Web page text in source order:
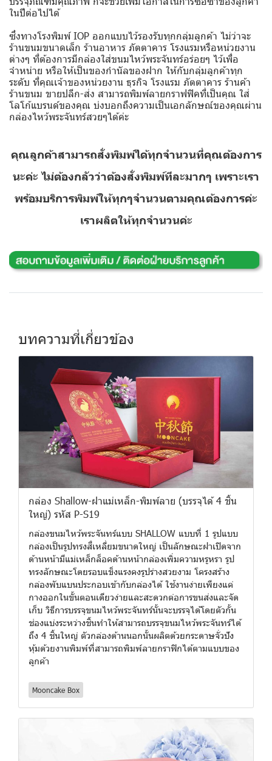
ในปีต่อไปได้
ซึ่งทางโรงพิมพ์ IOP ออกแบบไว้รองรับทุกกลุ่มลูกค้า ไม่ว่าจะ
ร้านขนมขนาดเล็ก ร้านอาหาร ภัตตาคาร โรงแรมหรือหน่วยงาน
ต่างๆ ที่ต้องการมีกล่องใส่ขนมไหว้พระจันทร์อร่อยๆ ไว้เพื่อ
จำหน่าย หรือให้เป็นของกำนัลของฝาก ให้กับกลุ่มลูกค้าทุก
ระดับ ที่คุณเจ้าของหน่วยงาน ธุรกิจ โรงแรม ภัตตาคาร ร้านค้า
ร้านขนม ขายปลีก-ส่ง สามารถพิมพ์ลายกราฟฟิคที่เป็นคุณ ใส่
โลโก้แบรนด์ของคุณ บ่งบอกถึงความเป็นเอกลักษณ์ของคุณผ่าน
กล่องไหว้พระจันทร์สวยๆได้ค่ะ
คุณลูกค้าสามารถสั่งพิมพ์ได้ทุกจำนวนที่คุณต้องการ
นะค่ะ ไม่ต้องกลัวว่าต้องสั่งพิมพ์ทีละมากๆ เพราะเรา
พร้อมบริการพิมพ์ให้ทุกๆจำนวนตามคุณต้องการค่ะ
เราผลิตให้ทุกจำนวนค่ะ
บทความที่เกี่ยวข้อง
กล่อง Shallow-ฝาแม่เหล็ก-พิมพ์ลาย (บรรจุได้ 4 ชิ้น
ใหญ่) รหัส P-S19
กล่องขนมไหว้พระจันทร์แบบ SHALLOW แบบที่ 1 รูปแบบ
กล่องเป็นรูปทรงสี่เหลี่ยมขนาดใหญ่ เป็นลักษณะฝาเปิดจาก
ด้านหน้ามีแม่เหล็กล็อคด้านหน้ากล่องเพิ่มความหรูหรา รูป
ทรงลักษณะโดยรอบแข็งแรงคงรูปร่างสวยงาม โครงสร้าง
กล่องพับแบนประกอบเข้ากับกล่องได้ ใช้งานง่ายเพียงแค่
กางออกในขั้นตอนเดียวง่ายและสะดวกต่อการขนส่งและจัด
เก็บ วิธีการบรรจุขนมไหว้พระจันทร์นั้นจะบรรจุได้โดยตัวกั้น
ช่องแบ่งระหว่างชิ้นทำให้สามารถบรรจุขนมไหว้พระจันทร์ได้
ถึง 4 ชิ้นใหญ่ ตัวกล่องด้านนอกนั้นผลิตด้วยกระดาษจั่วปัง
หุ้มด้วยงานพิมพ์ที่สามารถพิมพ์ลายกราฟิกได้ตามแบบของ
ลูกค้า
Mooncake Box